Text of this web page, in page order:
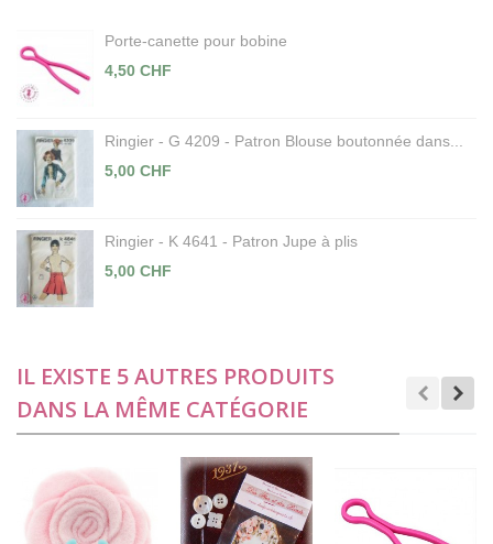
Porte-canette pour bobine
4,50 CHF
Ringier - G 4209 - Patron Blouse boutonnée dans...
5,00 CHF
Ringier - K 4641 - Patron Jupe à plis
5,00 CHF
IL EXISTE 5 AUTRES PRODUITS
DANS LA MÊME CATÉGORIE